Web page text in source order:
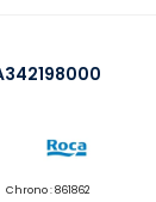
Chrono :861862